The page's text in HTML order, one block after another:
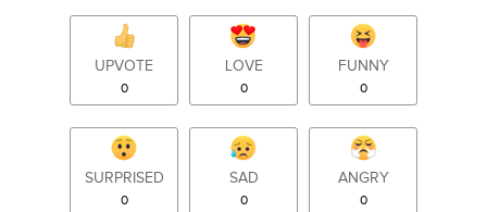
UPVOTE
0
LOVE
0
FUNNY
0
SURPRISED
0
SAD
0
ANGRY
0